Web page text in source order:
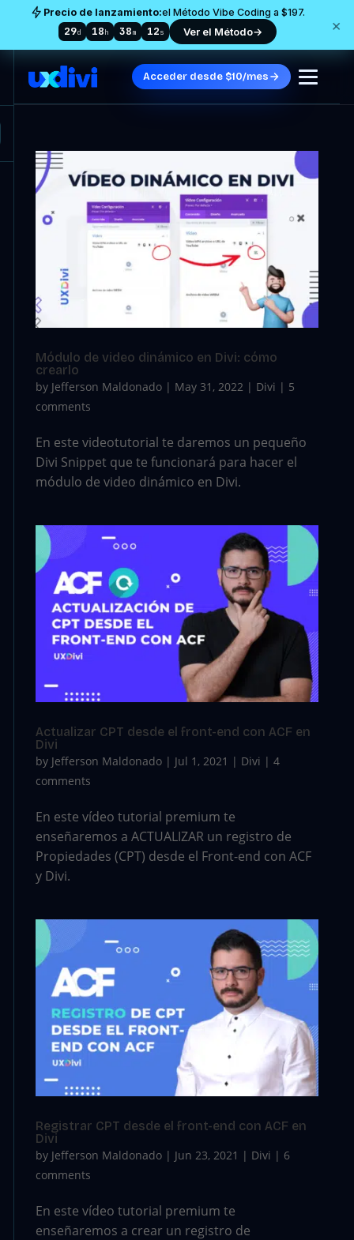
Precio de lanzamiento:el Método Vibe Coding a $197.
29d 18h 38m 11s Ver el Método→ ×
Acceder desde $10/mes
Módulo de video dinámico en Divi: cómo
crearlo
by Jefferson Maldonado| May 31, 2022| Divi | 5
comments
En este videotutorial te daremos un pequeño
Divi Snippet que te funcionará para hacer el
módulo de video dinámico en Divi.
Actualizar CPT desde el front-end con ACF en
Divi
by Jefferson Maldonado| Jul 1, 2021 | Divi | 4
comments
En este vídeo tutorial premium te
enseñaremos a ACTUALIZAR un registro de
Propiedades (CPT) desde el Front-end con ACF
y Divi.
Registrar CPT desde el front-end con ACF en
Divi
by Jefferson Maldonado| Jun 23, 2021 | Divi | 6
comments
En este vídeo tutorial premium te
enseñaremos a crear un registro de